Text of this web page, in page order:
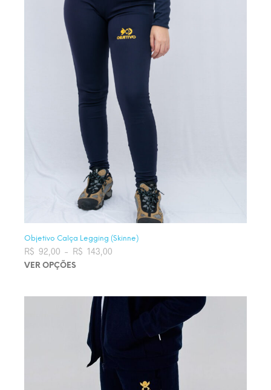
Objetivo Calça Legging (Skinne)
R$ 92,00 – R$ 143,00Faixa de preço: R$ 92,00 através
R$ 143,00
VER OPÇÕES